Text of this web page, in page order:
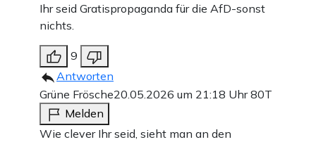
Ihr seid Gratispropaganda für die AfD-sonst
nichts.
9
Antworten
Grüne Frösche20.05.2026 um 21:18 Uhr80T
Melden
Wie clever Ihr seid, sieht man an den